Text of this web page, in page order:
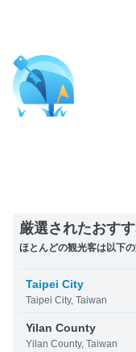
厳選されたおす
ほとんどの観光客は以下
Taipei City
Taipei City, Taiwan
Yilan County
Yilan County, Taiwan